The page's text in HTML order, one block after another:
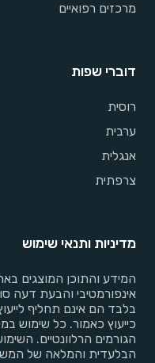
מרכזים רפואיים
דוברי שפות
רוסית
ערבית
אנגלית
צרפתית
מדיניות ותנאי שימוש
המידע והתוכן המוצגים
אינפורמטיבי והבעת דעה
בלבד הם אינם תחליף
כייעוץ כאמור. כל שימוש
הגורמים הרלוונטיים.
הבלעדית והמלאה של